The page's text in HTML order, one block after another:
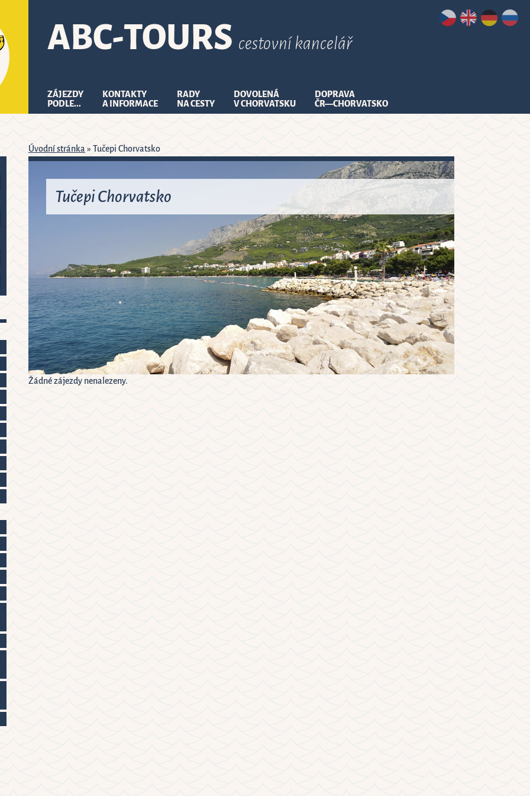
ABC-TOURS cestovní kancelář
1 2
8 9
15 16
22 23
29 30
5 6
ZÁJEZDY
PODLE...
KONTAKTY
A INFORMACE
RADY
NA CESTY
DOVOLENÁ
V CHORVATSKU
DOPRAVA
ČR—CHORVATSKO
Úvodní stránka » Tučepi Chorvatsko
Tučepi Chorvatsko
Žádné zájezdy nenalezeny.